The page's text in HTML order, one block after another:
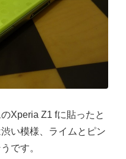
Xperia Z1 fに貼ったと
い模様、ライムとピン
です。